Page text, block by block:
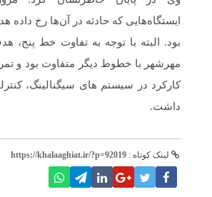
ایستگاه‌هایی که حادثه در آن‌ها رخ داده
بود. البته با توجه به تفاوت خط پنج،
مهرشهر با خطوط دیگر متفاوت بود و
کارکرد در سیستم های سیگنالینگ،
داشت.
لینک کوتاه : https://khalaaghiat.ir/?p=92019